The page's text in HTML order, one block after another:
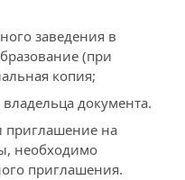
заведения в
(при
копия;
документа.
приглашение на
необходимо
приглашения.